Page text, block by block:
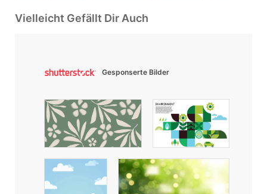
Vielleicht Gefällt Dir Auch
Gesponserte Bilder